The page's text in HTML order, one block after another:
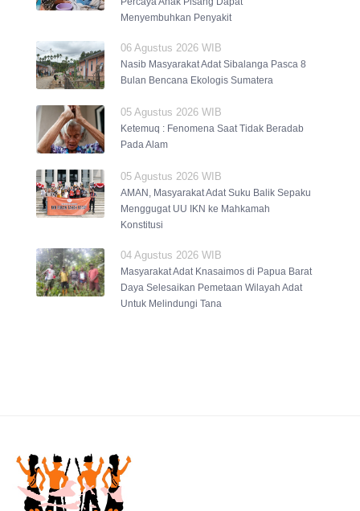
Menyembuhkan Penyakit
06 Agustus 2026 WIB
Nasib Masyarakat Adat Sibalanga Pasca 8
Bulan Bencana Ekologis Sumatera
05 Agustus 2026 WIB
Ketemuq : Fenomena Saat Tidak Beradab
Pada Alam
05 Agustus 2026 WIB
AMAN, Masyarakat Adat Suku Balik Sepaku
Menggugat UU IKN ke Mahkamah
Konstitusi
04 Agustus 2026 WIB
Masyarakat Adat Knasaimos di Papua Barat
Daya Selesaikan Pemetaan Wilayah Adat
Untuk Melindungi Tana